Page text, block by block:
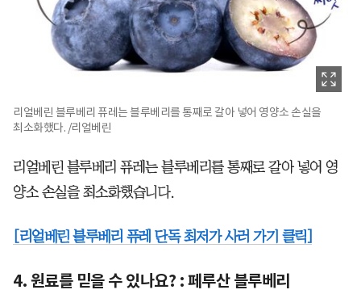
리얼베린 블루베리 퓨레는 블루베리를 통째로 갈아 넣어 영양소 손실을
최소화했다. /리얼베린
리얼베린 블루베리 퓨레는 블루베리를 통째로 갈아 넣어 영
양소 손실을 최소화했습니다.
[리얼베린 블루베리 퓨레 단독 최저가 사러 가기 클릭]
4. 원료를 믿을 수 있나요? : 페루산 블루베리